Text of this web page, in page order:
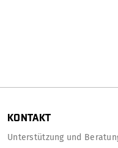
KONTAKT
Unterstützung und